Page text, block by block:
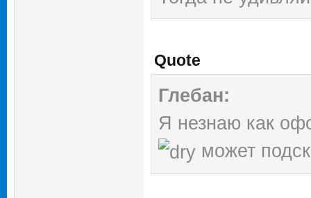
Quote
Глебан:
Я незнаю как
может